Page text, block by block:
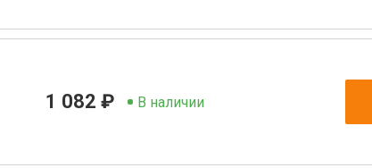
1 082 ₽ В наличии